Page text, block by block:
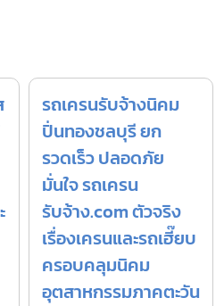
รถเครนรับจ้างนิคม
ปิ่นทองชลบุรี ยก
รวดเร็ว ปลอดภัย
มั่นใจ รถเครน
รับจ้าง.com ตัวจริง
เรื่องเครนและรถเฮี๊ยบ
ครอบคลุมนิคม
อุตสาหกรรมภาคตะวัน